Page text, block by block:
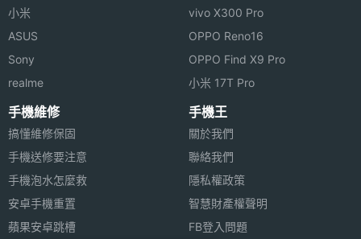
小米
ASUS
Sony
realme
vivo X300 Pro
OPPO Reno16
OPPO Find X9 Pro
小米 17T Pro
手機維修
搞懂維修保固
手機送修要注意
手機泡水怎麼救
安卓手機重置
蘋果安卓跳槽
手機王
關於我們
聯絡我們
隱私權政策
智慧財產權聲明
FB登入問題